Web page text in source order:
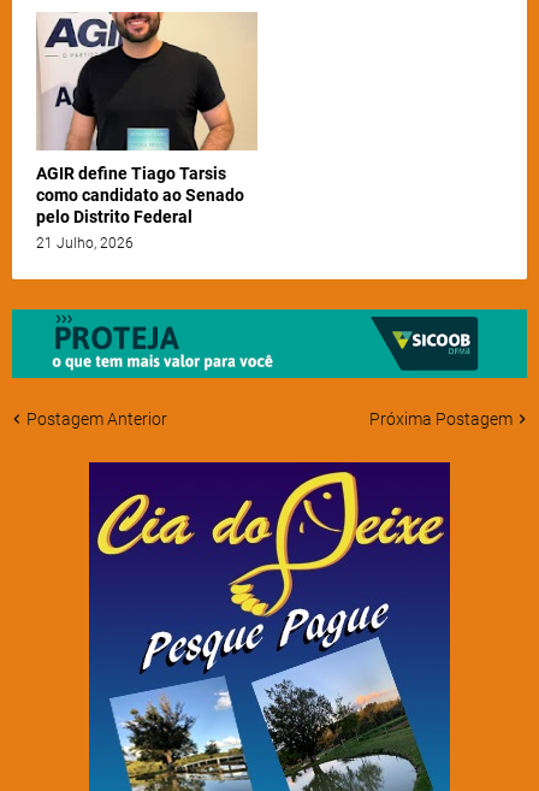
AGIR define Tiago Tarsis
como candidato ao Senado
pelo Distrito Federal
21 Julho, 2026
Postagem Anterior Próxima Postagem